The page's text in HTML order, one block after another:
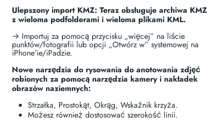
Ulepszony import KMZ: Teraz obsługuje archiwa KMZ
z wieloma podfolderami i wieloma plikami KML.
→ Importuj za pomocą przycisku „więcej” na liście
punktów/fotografii lub opcji „Otwórz w” systemowej na
iPhone’ie/iPadzie.
Nowe narzędzia do rysowania do anotowania zdjęć
robionych za pomocą narzędzia kamery i nakładek
obrazów naziemnych:
Strzałka, Prostokąt, Okrąg, Wskaźnik krzyża.
Możesz również dostosować szerokość linii.